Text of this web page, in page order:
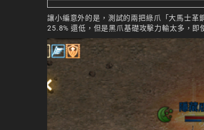
讓小編意外的是，測試的兩把綠爪「大馬士革
25.8% 還低，但是黑爪基礎攻擊力輸太多，即